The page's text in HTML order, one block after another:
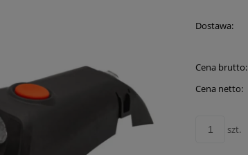
Dostawa:
Cena brutto:
Cena netto:
szt.